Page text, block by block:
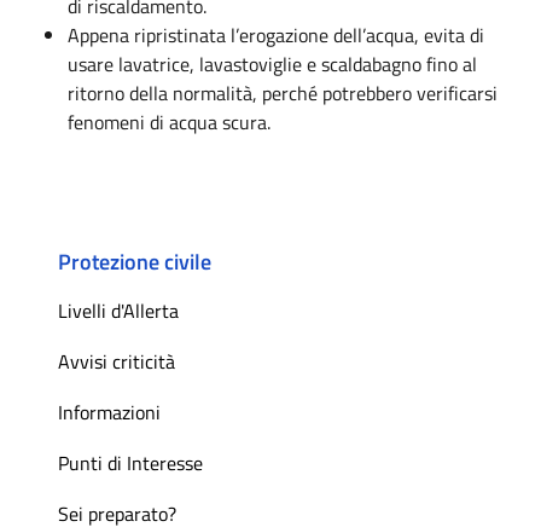
Appena ripristinata l’erogazione dell’acqua, evita di
usare lavatrice, lavastoviglie e scaldabagno fino al
ritorno della normalità, perché potrebbero verificarsi
fenomeni di acqua scura.
Protezione civile
Livelli d'Allerta
Avvisi criticità
Informazioni
Punti di Interesse
Sei preparato?